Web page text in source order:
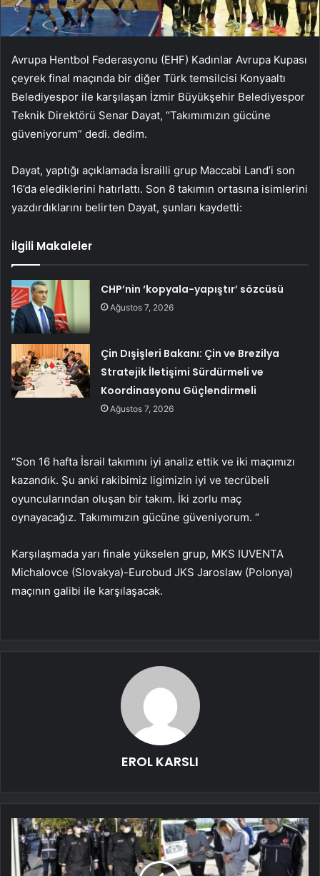
Avrupa Hentbol Federasyonu (EHF) Kadınlar Avrupa Kupası
çeyrek final maçında bir diğer Türk temsilcisi Konyaaltı
Belediyespor ile karşılaşan İzmir Büyükşehir Belediyespor
Teknik Direktörü Senar Dayat, “Takımımızın gücüne
güveniyorum” dedi. dedim.
Dayat, yaptığı açıklamada İsrailli grup Maccabi Land’i son
16’da elediklerini hatırlattı. Son 8 takımın ortasına isimlerini
yazdırdıklarını belirten Dayat, şunları kaydetti:
İlgili Makaleler
CHP’nin ‘kopyala-yapıştır’ sözcüsü
Ağustos 7, 2026
Çin Dışişleri Bakanı: Çin ve Brezilya
Stratejik İletişimi Sürdürmeli ve
Koordinasyonu Güçlendirmeli
Ağustos 7, 2026
“Son 16 hafta İsrail takımını iyi analiz ettik ve iki maçımızı
kazandık. Şu anki rakibimiz ligimizin iyi ve tecrübeli
oyuncularından oluşan bir takım. İki zorlu maç
oynayacağız. Takımımızın gücüne güveniyorum. “
Karşılaşmada yarı finale yükselen grup, MKS IUVENTA
Michalovce (Slovakya)-Eurobud JKS Jaroslaw (Polonya)
maçının galibi ile karşılaşacak.
EROL KARSLI